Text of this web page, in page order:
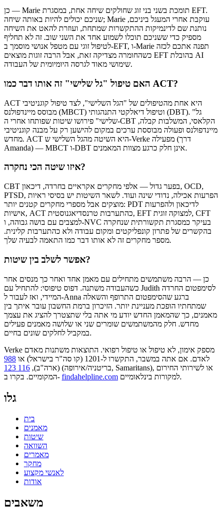
כן — Marie תומכת בשני בני זוג שחולקים שיחה אחת, במסגרת EFT.
שניכם יכולים להיות באותה שיחה; Marie עוקבת אחרי המעגל ביניכם,
נותנת שם לדינמיקות ההתקשרות שמתחת, ועוזרת להאט את השיחה
מספיק כדי ששניכם תוכלו לשמוע אחד את השני שוב. זה לא תחליף
לטיפול זוגי עם מטפל אנושי מוסמך ב-EFT, ו-Marie תפנה אתכם לכזה
כשהחומרה מצדיקה זאת, אבל הרבה זוגות מוצאים EFT בהובלת AI
שימושי מאוד לגרסה היומיומית של העבודה.
האם טיפול "גל שלישי" זה אותו דבר כמו ACT?
ACT היא אחת מהטיפולים של "הגל השלישי", לצד טיפול קוגניטיבי
מבוסס מיינדפולנס (MBCT) וטיפול דיאלקטי התנהגותי (DBT). "גל
שלישי" פירושו שיטות שפותחו אחרי ה-CBT הקלאסי, המשלבות קבלה,
מיינדפולנס ופעולה מבוססת ערכים במקום להישען רק על מבנה קוגניטיבי
מחדש. ACT היא השיטה מהגל השלישי ש-Verke מפעילה (דרך
Amanda) — MBCT ו-DBT אינן חלק כרגע מצוות המאמנים.
איזו שיטה הכי נחקרה?
CBT בפער גדול — אלפי מחקרים אקראיים בחרדה, דיכאון, OCD,
PTSD, הפרעות אכילה, נדודי שינה ועוד. לשאר השיטות יש בסיסי ראיות
מוצקים אבל מספרי מחקרים קטנים יותר: PDT לדיכאון ולהפרעות
אישיות, ACT כהתערבות טרנסדיאגנוסטית, EFT למצוקה זוגית, CFT
למצבים עם בושה גבוהה, ו-NVC בעיקר כמסגרת תקשורתית שנחקרה
בהקשרים של פתרון קונפליקטים ומקום עבודה ולא כהתערבות קלינית.
מספר מחקרים זה לא אותו דבר כמו התאמה לבעיה שלך.
אפשר לשלב בין שיטות?
כן — הרבה משתמשים מתחילים עם מאמן אחד ואחר כך מנסים אחר
כשהעבודה משתנה. דפוס טיפוסי: להתחיל עם Judith לסימפטום החרדה
המיידי, ואז לעבור ל-Anna ברגע שהסימפטום התרופף והשאלה
שמתחתיו הופכת מעניינת יותר. הזיכרון ברמת החשבון עובר איתך בין
מאמנים, כך שהמאמן החדש יודע מי אתה בלי שתצטרך להציג את עצמך
מחדש. חלק מהמשתמשים שומרים שני או שלושה מאמנים פעילים
במקביל לחלקים שונים בחיים.
Verke מספק אימון, לא טיפול או טיפול רפואי. התוצאות משתנות מאדם
לאדם. אם אתה במשבר, התקשרו ל-1201 (קו סה"ר בישראל) או
988
(ארה"ב), 116 123 (בריטניה/אירופה, Samaritans), או לשירותי החירום
המקומיים. בקרו ב- findahelpline.com למקורות בינלאומיים.
גלו
בית
מאמנים
שיטות
השוואה
מאמרים
מחקר
לאנשי מקצוע
אודות
משאבים